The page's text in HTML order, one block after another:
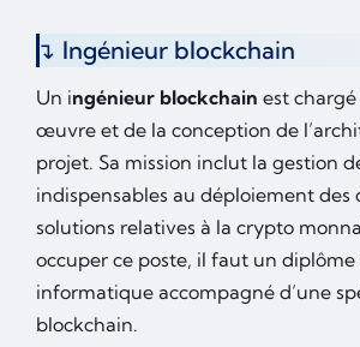
Ingénieur blockchain
Un ingénieur blockchain est
œuvre et de la conception de
projet. Sa mission inclut la gestion
indispensables au déploiement des
solutions relatives à la crypto
occuper ce poste, il faut un diplôme
informatique accompagné d’une
blockchain.